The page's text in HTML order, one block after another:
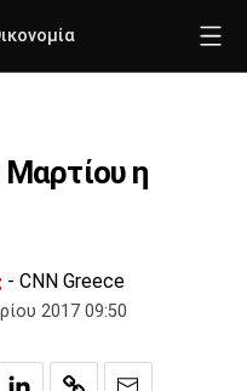
η
- CNN Greece
2017 09:50